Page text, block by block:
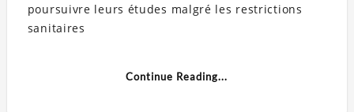
poursuivre leurs études malgré les restrictions
sanitaires
Continue Reading...